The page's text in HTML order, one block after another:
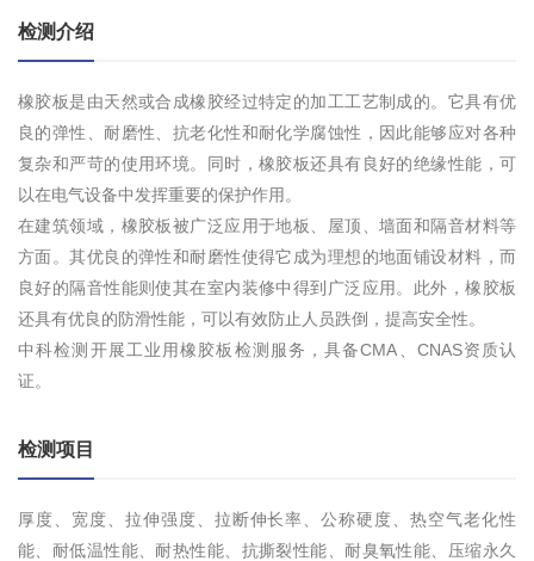
检测介绍
橡胶板是由天然或合成橡胶经过特定的加工工艺制成的。它具有优
良的弹性、耐磨性、抗老化性和耐化学腐蚀性，因此能够应对各种
复杂和严苛的使用环境。同时，橡胶板还具有良好的绝缘性能，可
以在电气设备中发挥重要的保护作用。
在建筑领域，橡胶板被广泛应用于地板、屋顶、墙面和隔音材料等
方面。其优良的弹性和耐磨性使得它成为理想的地面铺设材料，而
良好的隔音性能则使其在室内装修中得到广泛应用。此外，橡胶板
还具有优良的防滑性能，可以有效防止人员跌倒，提高安全性。
中科检测开展工业用橡胶板检测服务，具备CMA、CNAS资质认
证。
检测项目
厚度、宽度、拉伸强度、拉断伸长率、公称硬度、热空气老化性
能、耐低温性能、耐热性能、抗撕裂性能、耐臭氧性能、压缩永久